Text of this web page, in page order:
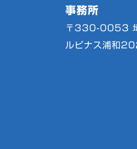
事務所
〒330-0053
ルピナス浦和